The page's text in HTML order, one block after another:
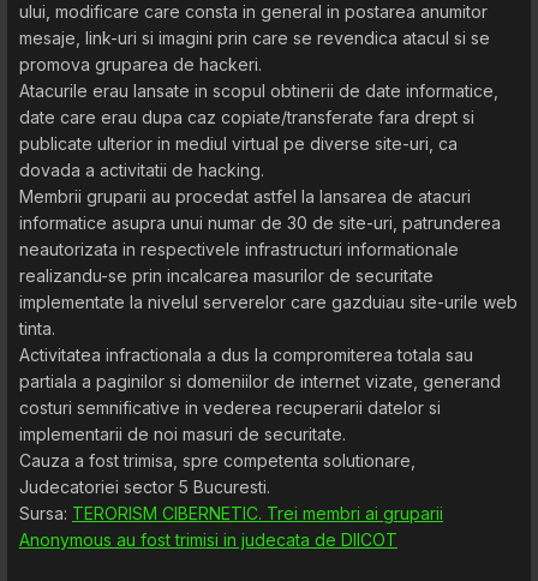
ului, modificare care consta in general in postarea anumitor
mesaje, link-uri si imagini prin care se revendica atacul si se
promova gruparea de hackeri.
Atacurile erau lansate in scopul obtinerii de date informatice,
date care erau dupa caz copiate/transferate fara drept si
publicate ulterior in mediul virtual pe diverse site-uri, ca
dovada a activitatii de hacking.
Membrii gruparii au procedat astfel la lansarea de atacuri
informatice asupra unui numar de 30 de site-uri, patrunderea
neautorizata in respectivele infrastructuri informationale
realizandu-se prin incalcarea masurilor de securitate
implementate la nivelul serverelor care gazduiau site-urile web
tinta.
Activitatea infractionala a dus la compromiterea totala sau
partiala a paginilor si domeniilor de internet vizate, generand
costuri semnificative in vederea recuperarii datelor si
implementarii de noi masuri de securitate.
Cauza a fost trimisa, spre competenta solutionare,
Judecatoriei sector 5 Bucuresti.
Sursa: TERORISM CIBERNETIC. Trei membri ai gruparii
Anonymous au fost trimisi in judecata de DIICOT